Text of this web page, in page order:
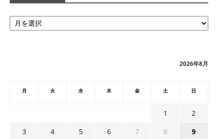
ア
ー
2026年8月
月 火 水 木 金 土 日
1
2
3
4 5 6 7 8
9